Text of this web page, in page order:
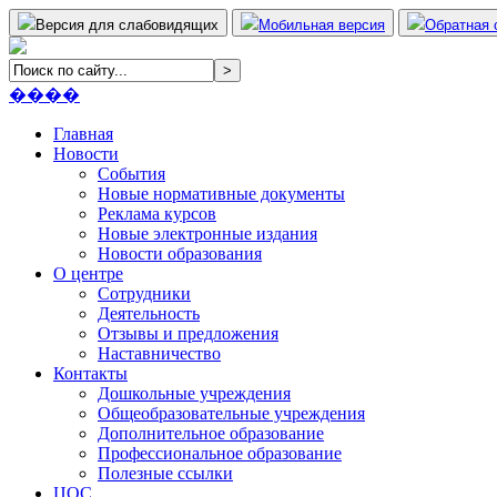
Версия для слабовидящих Мобильная версия Обратная
����
Главная
Новости
События
Новые нормативные документы
Реклама курсов
Новые электронные издания
Новости образования
О центре
Сотрудники
Деятельность
Отзывы и предложения
Наставничество
Контакты
Дошкольные учреждения
Общеобразовательные учреждения
Дополнительное образование
Профессиональное образование
Полезные ссылки
ЦОС